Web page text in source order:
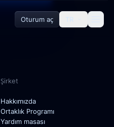
Oturum aç TR
Şirket
Hakkımızda
Ortaklık Programı
Yardım masası